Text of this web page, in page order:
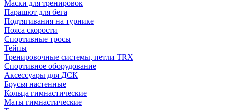
Маски для тренировок
Парашют для бега
Подтягивания на турнике
Пояса скорости
Спортивные тросы
Тейпы
Тренировочные системы, петли TRX
Спортивное оборудование
Аксессуары для ДСК
Брусья настенные
Кольца гимнастические
Маты гимнастические